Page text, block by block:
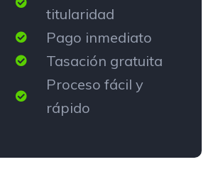
titularidad
Pago inmediato
Tasación gratuita
Proceso fácil y
rápido